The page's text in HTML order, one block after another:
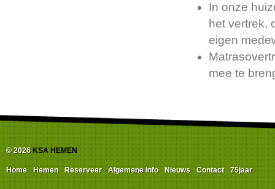
In onze
het vertrek,
eigen
mee te
Home Hemen Reserveer Algemene info Nieuws Contact 75jaar
© 2026 KSA HEMEN